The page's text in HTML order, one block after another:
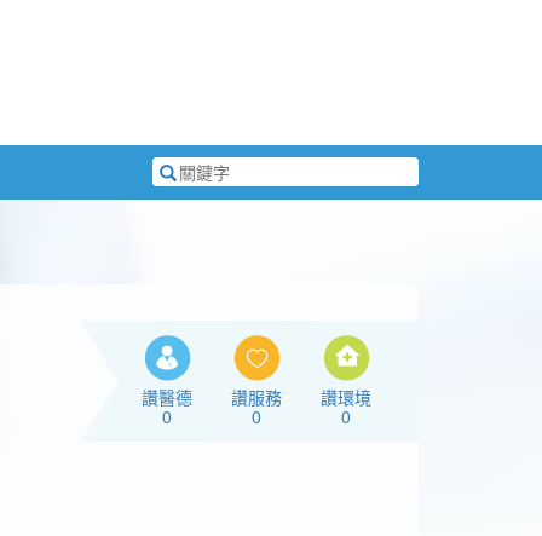
搜
尋
讚醫德
0
讚服務
0
讚環境
0